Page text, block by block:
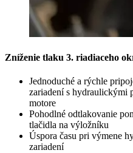
Zníženie tlaku 3. riadiaceho
Jednoduché a rýchle
zariadení s hydraulickými
motore
Pohodlné odtlakovanie
tlačidla na výložníku
Úspora času pri výmene
zariadení